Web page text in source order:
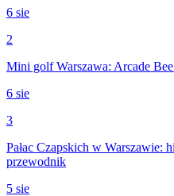
6 sie
2
Mini golf Warszawa: Arcade
6 sie
3
Pałac Czapskich w Warszawie:
przewodnik
5 sie